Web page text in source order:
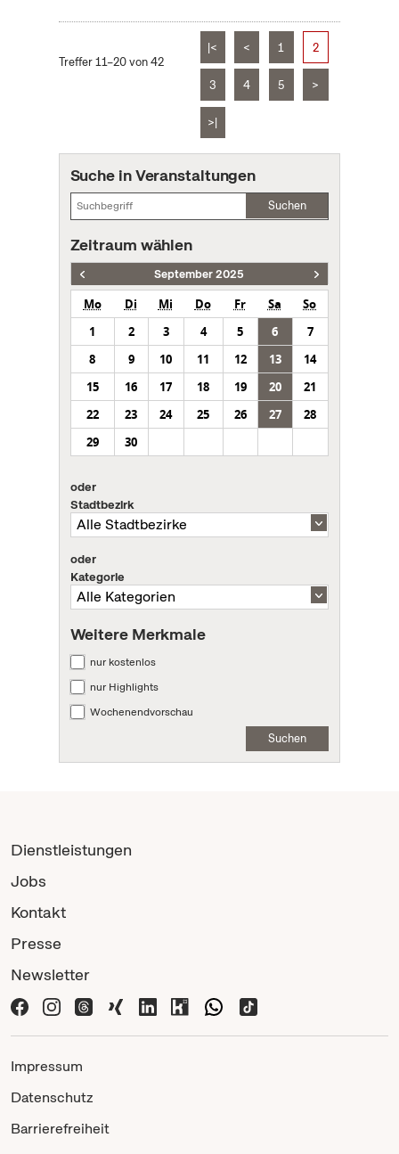
Treffer 11–20 von 42
|< < 1 2
3 4 5 >
>|
Suche in Veranstaltungen
Suchen
Zeitraum wählen
September 2025
Mo Di Mi Do Fr Sa
So
1
2 3 4 5 6
7
8
9 10 11 12 13
14
15
16 17 18 19 20
21
22
23 24 25 26 27
28
29
30
oder
Stadtbezirk
oder
Kategorie
Weitere Merkmale
nur kostenlos
nur Highlights
Wochenendvorschau
Suchen
Dienstleistungen
Jobs
Kontakt
Presse
Newsletter
Impressum
Datenschutz
Barrierefreiheit